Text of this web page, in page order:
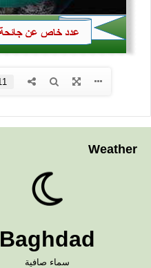
Weather
Baghdad
سماء صافية